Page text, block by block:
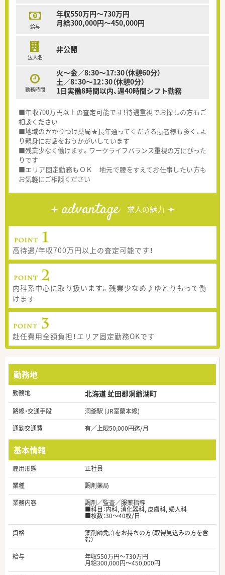
給与
年収550万円～730万円
月給300,000円～450,000円
法人名
非公開
勤務時間
火～金／8:30～17:30（休憩60分）
土／8：30～12：30（休憩0分）
1日実働8時間以内、週40時間シフト勤務
■年収700万円以上の査定可能です！待遇重視でお探しの方もご
相談ください
■地域のかかりつけ薬局★長年通ってくださる患者様も多く、よ
り親身にお話をおうかがいしています
■残業少なく働けます。ワークライフバランス重視の方にぴった
りです
■エリア固定勤務もＯＫ 地元で腰をすえてお仕事したい方も
お気軽にご相談ください
advantage 求人の魅力
高待遇/年収700万円以上の査定可能です！
内科系中心に取り扱います。残業少なめ♪ゆとりもって働
けます
赴任費用全額負担！エリア固定勤務OKです
勤務地
勤務地 北海道 虻田郡洞爺湖町
路線・交通手段
洞爺駅 (JR室蘭本線)
通勤交通費
有／上限50,000円迄/月
基本情報
雇用形態
正社員
業種
調剤薬局
業務内容
調剤／監査／服薬指導
■科目：内科, 消化器科, 皮膚科, 婦人科
■枚数：30～40枚/日
資格
薬剤師免許をお持ちの方（取得見込みの方を含
む）
給与
年収550万円～730万円
月給300,000円～450,000円